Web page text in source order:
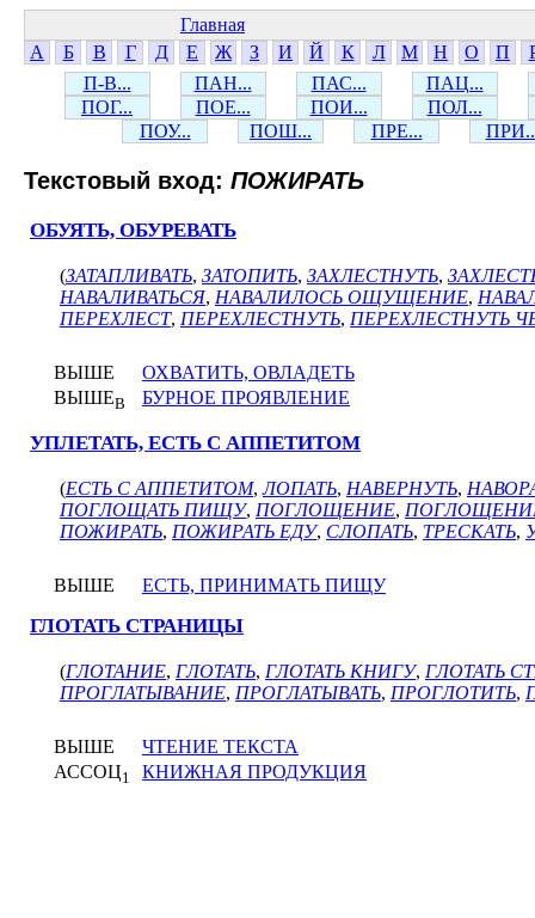
Главная
А
Б В Г Д Е Ж З И Й К Л М Н О П
П-В...
ПАН... ПАС...
ПАЦ...
ПОГ...
ПОЕ... ПОИ...
ПОЛ...
ПОУ...
ПОШ... ПРЕ...
Текстовый вход: ПОЖИРАТЬ
ОБУЯТЬ, ОБУРЕВАТЬ
(ЗАТАПЛИВАТЬ, ЗАТОПИТЬ, ЗАХЛЕСТНУТЬ,
НАВАЛИВАТЬСЯ, НАВАЛИЛОСЬ ОЩУЩЕНИЕ,
ПЕРЕХЛЕСТ, ПЕРЕХЛЕСТНУТЬ, ПЕРЕХЛЕСТНУТЬ
ВЫШЕ
ОХВАТИТЬ, ОВЛАДЕТЬ
ВЫШЕВ БУРНОЕ ПРОЯВЛЕНИЕ
УПЛЕТАТЬ, ЕСТЬ С АППЕТИТОМ
(ЕСТЬ С АППЕТИТОМ,ЛОПАТЬ, НАВЕРНУТЬ,
ПОГЛОЩАТЬ ПИЩУ, ПОГЛОЩЕНИЕ,
ПОЖИРАТЬ, ПОЖИРАТЬ ЕДУ, СЛОПАТЬ, ТРЕСКАТЬ,
ВЫШЕ ЕСТЬ, ПРИНИМАТЬ ПИЩУ
ГЛОТАТЬ СТРАНИЦЫ
(ГЛОТАНИЕ, ГЛОТАТЬ, ГЛОТАТЬ КНИГУ, ГЛОТАТЬ
ПРОГЛАТЫВАНИЕ, ПРОГЛАТЫВАТЬ, ПРОГЛОТИТЬ,
ВЫШЕ
ЧТЕНИЕ ТЕКСТА
АССОЦ1 КНИЖНАЯ ПРОДУКЦИЯ